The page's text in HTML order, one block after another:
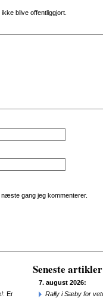
blive offentliggjort.
gang jeg kommenterer.
: Er
Seneste artikler
7. august 2026:
Rally i Sæby for